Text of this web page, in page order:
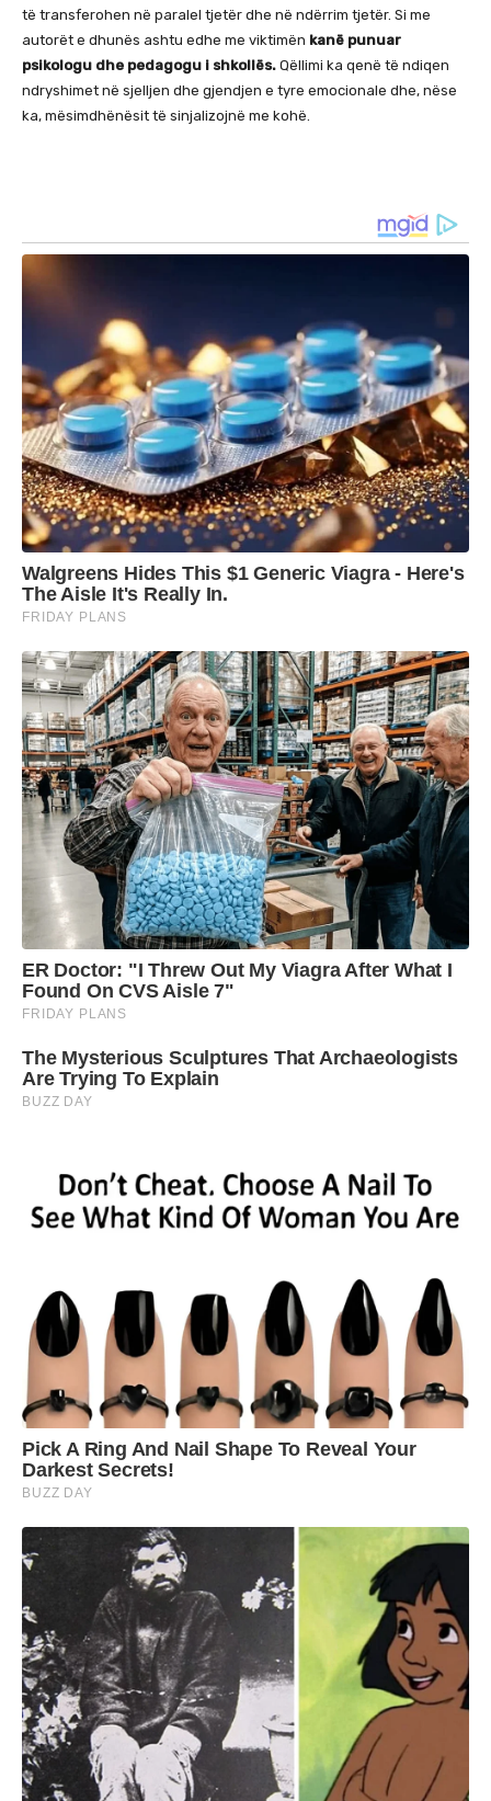
të transferohen në paralel tjetër dhe në ndërrim tjetër. Si me
autorët e dhunës ashtu edhe me viktimën kanë punuar
psikologu dhe pedagogu i shkollës. Qëllimi ka qenë të ndiqen
ndryshimet në sjelljen dhe gjendjen e tyre emocionale dhe, nëse
ka, mësimdhënësit të sinjalizojnë me kohë.